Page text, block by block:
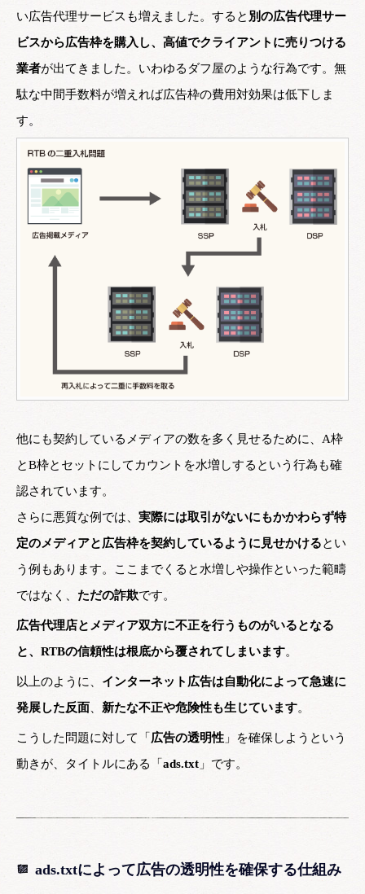
い広告代理サービスも増えました。すると 別の広告代理サー
ビスから広告枠を購入し、高値でクライアントに売りつける
業者が出てきました。いわゆるダフ屋のような行為です。無
駄な中間手数料が増えれば広告枠の費用対効果は低下しま
す。
他にも契約しているメディアの数を多く見せるために、A枠
とB枠とセットにしてカウントを水増しするという行為も確
認されています。
さらに悪質な例では、 実際には取引がないにもかかわらず特
定のメディアと広告枠を契約しているように見せかけるとい
う例もあります。ここまでくると水増しや操作といった範疇
ではなく、 ただの詐欺です。
広告代理店とメディア双方に不正を行うものがいるとなる
と、RTBの信頼性は根底から覆されてしまいます。
以上のように、 インターネット広告は自動化によって急速に
発展した反面
新たな不正や危険性も生じています。
こうした問題に対して「広告の透明性 」を確保しようという
動きが、タイトルにある「ads.txt 」です。
ads.txtによって広告の透明性を確保する仕組み